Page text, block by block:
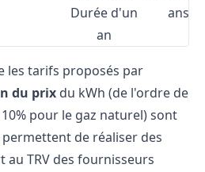
Durée d'un
an
ans
les tarifs proposés par
du prix du kWh (de l'ordre de
pour le gaz naturel) sont
de réaliser des
TRV des fournisseurs